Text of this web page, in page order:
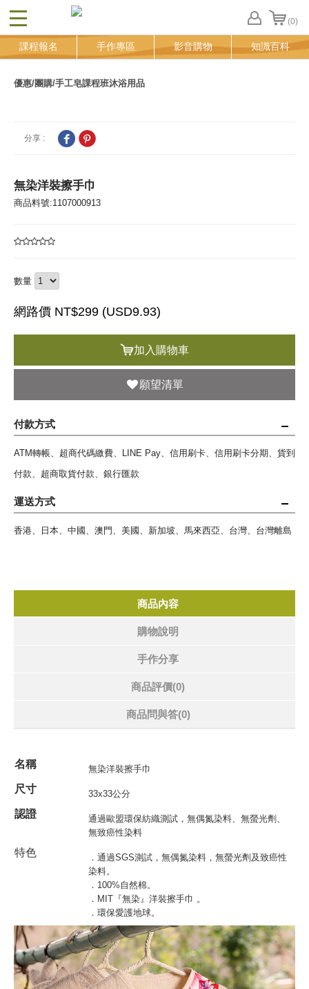
CLOSE (0)
FB
登
課程報名 手作專區 影音購物 知識百科
優惠/團購/手工皂課程班沐浴用品
分享 :
無染洋裝擦手巾
商品料號:1107000913
數量
網路價 NT$299 (USD9.93)
加入購物車
願望清單
付款方式
ATM轉帳、超商代碼繳費、LINE Pay、信用刷卡、信用刷卡分期、貨到
付款、超商取貨付款、銀行匯款
運送方式
香港、日本、中國、澳門、美國、新加坡、馬來西亞、台灣、台灣離島
商品內容
購物說明
手作分享
商品評價(0)
商品問與答(0)
名稱 無染洋裝擦手巾
尺寸 33x33公分
認證
通過歐盟環保紡織測試，無偶氮染料、無螢光劑、
無致癌性染料
特色
．通過SGS測試，無偶氮染料，無螢光劑及致癌性
染料。
．100%自然棉。
．MIT『無染』 洋裝擦手巾 。
．環保愛護地球。